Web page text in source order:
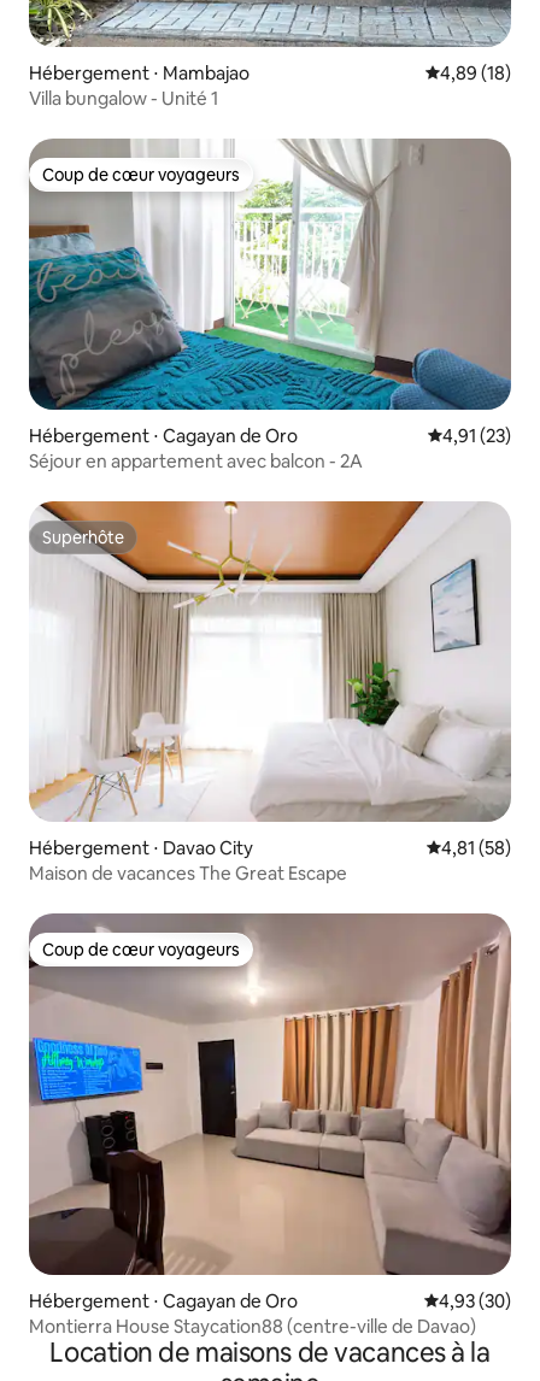
Hébergement ⋅ Mambajao Évaluation
4,89 (18)
Villa bungalow - Unité 1
Coup de cœur voyageurs
Coup de cœur voyageurs
Hébergement ⋅ Cagayan de Oro Évaluation
4,91 (23)
Séjour en appartement avec balcon - 2A
Superhôte
Superhôte
Hébergement ⋅ Davao City Évaluation
4,81 (58)
Maison de vacances The Great Escape
Coup de cœur voyageurs
Coup de cœur voyageurs
Hébergement ⋅ Cagayan de Oro Évaluation
4,93 (30)
Montierra House Staycation88 (centre-ville de Davao)
Location de maisons de vacances à la